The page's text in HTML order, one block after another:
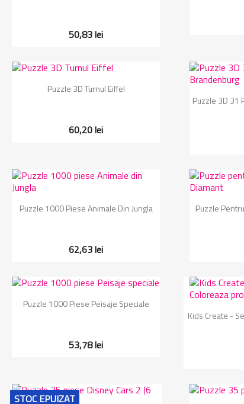
50,83 lei
Vizualizare rapida
Puzzle 3D Turnul Eiffel
60,20 lei

Puzzle 3D 31
Vizualizare rapida
Puzzle 1000 Piese Animale Din Jungla
62,63 lei

Puzzle
Vizualizare rapida
Puzzle 1000 Piese Peisaje Speciale
53,78 lei

Kids Create -
STOC EPUIZAT